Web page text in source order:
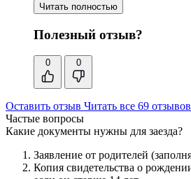
Читать полностью
Полезный отзыв?
0 0
Оставить отзыв Читать все 69 отзывов
Частые вопросы
Какие документы нужны для заезда?
Заявление от родителей
Копия свидетельства о